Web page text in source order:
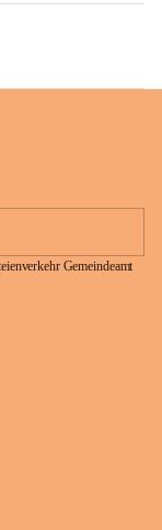
Gemeindeamt